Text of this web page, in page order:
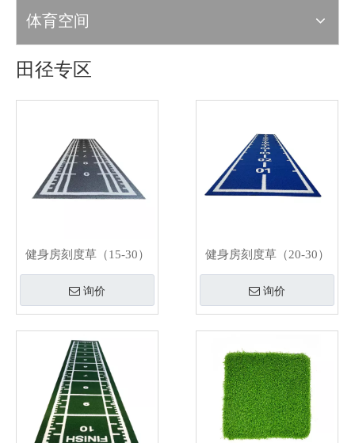
体育空间
田径专区
健身房刻度草（15-30）
询价
健身房刻度草（20-30）
询价